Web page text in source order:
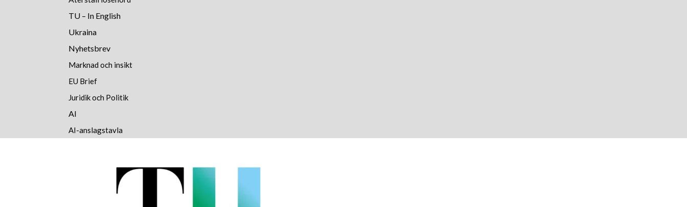
TU – In English
Ukraina
Nyhetsbrev
Marknad och insikt
EU Brief
Juridik och Politik
AI
AI-anslagstavla